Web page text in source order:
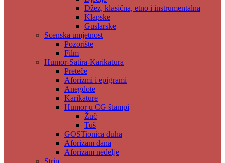
Džez, klasična, etno i instrumentalna
Klapske
Guslarske
Scenska umjetnost
Pozorište
Film
Humor-Satira-Karikatura
Preteče
Aforizmi i epigrami
Anegdote
Karikature
Humor u CG štampi
Žuč
Tuš
GOSTionica duha
Aforizam dana
Aforizam neđelje
Strip